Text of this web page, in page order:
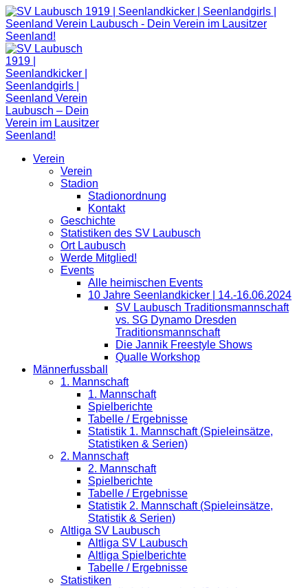
Zum
Inhalt
springen
Verein
Verein
Stadion
Stadionordnung
Kontakt
Geschichte
Statistiken des SV Laubusch
Ort Laubusch
Werde Mitglied!
Events
Alle heimischen Events
10 Jahre Seenlandkicker | 14.-16.06.2024
SV Laubusch Traditionsmannschaft
vs. SG Dynamo Dresden
Traditionsmannschaft
Die Jannik Freestyle Shows
Qualle Workshop
Männerfussball
1. Mannschaft
1. Mannschaft
Spielberichte
Tabelle / Ergebnisse
Statistik 1. Mannschaft (Spieleinsätze,
Statistiken & Serien)
2. Mannschaft
2. Mannschaft
Spielberichte
Tabelle / Ergebnisse
Statistik 2. Mannschaft (Spieleinsätze,
Statistik & Serien)
Altliga SV Laubusch
Altliga SV Laubusch
Altliga Spielberichte
Tabelle / Ergebnisse
Statistiken